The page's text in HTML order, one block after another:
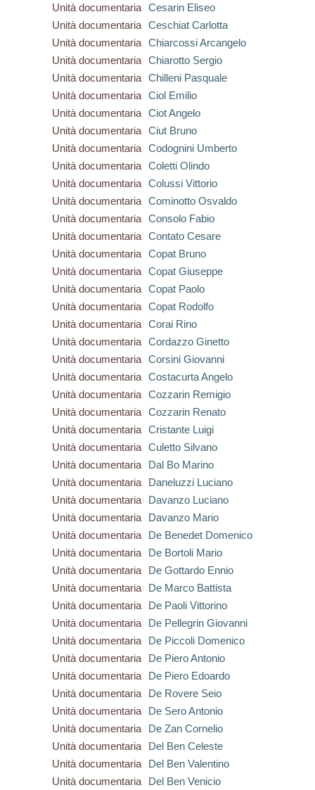
Unità documentaria
Cesarin Eliseo
Unità documentaria
Ceschiat Carlotta
Unità documentaria
Chiarcossi Arcangelo
Unità documentaria
Chiarotto Sergio
Unità documentaria
Chilleni Pasquale
Unità documentaria
Ciol Emilio
Unità documentaria
Ciot Angelo
Unità documentaria
Ciut Bruno
Unità documentaria
Codognini Umberto
Unità documentaria
Coletti Olindo
Unità documentaria
Colussi Vittorio
Unità documentaria
Cominotto Osvaldo
Unità documentaria
Consolo Fabio
Unità documentaria
Contato Cesare
Unità documentaria
Copat Bruno
Unità documentaria
Copat Giuseppe
Unità documentaria
Copat Paolo
Unità documentaria
Copat Rodolfo
Unità documentaria
Corai Rino
Unità documentaria
Cordazzo Ginetto
Unità documentaria
Corsini Giovanni
Unità documentaria
Costacurta Angelo
Unità documentaria
Cozzarin Remigio
Unità documentaria
Cozzarin Renato
Unità documentaria
Cristante Luigi
Unità documentaria
Culetto Silvano
Unità documentaria
Dal Bo Marino
Unità documentaria
Daneluzzi Luciano
Unità documentaria
Davanzo Luciano
Unità documentaria
Davanzo Mario
Unità documentaria
De Benedet Domenico
Unità documentaria
De Bortoli Mario
Unità documentaria
De Gottardo Ennio
Unità documentaria
De Marco Battista
Unità documentaria
De Paoli Vittorino
Unità documentaria
De Pellegrin Giovanni
Unità documentaria
De Piccoli Domenico
Unità documentaria
De Piero Antonio
Unità documentaria
De Piero Edoardo
Unità documentaria
De Rovere Seio
Unità documentaria
De Sero Antonio
Unità documentaria
De Zan Cornelio
Unità documentaria
Del Ben Celeste
Unità documentaria
Del Ben Valentino
Unità documentaria
Del Ben Venicio